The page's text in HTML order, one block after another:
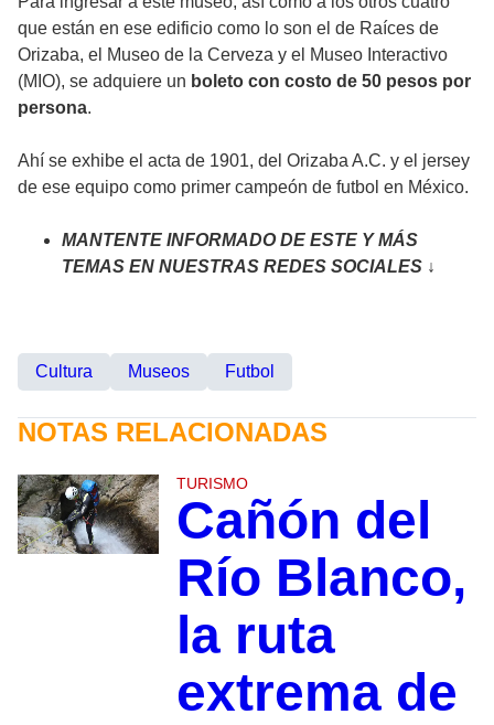
que están en ese edificio como lo son el de Raíces de
Orizaba, el Museo de la Cerveza y el Museo Interactivo
(MIO), se adquiere un boleto con costo de 50 pesos por
persona.
Ahí se exhibe el acta de 1901, del Orizaba A.C. y el jersey
de ese equipo como primer campeón de futbol en México.
MANTENTE INFORMADO DE ESTE Y MÁS
TEMAS EN NUESTRAS REDES SOCIALES ↓
Cultura Museos Futbol
NOTAS RELACIONADAS
TURISMO
Cañón del
Río Blanco,
la ruta
extrema de